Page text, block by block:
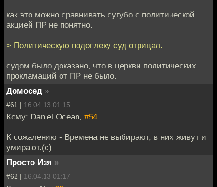
как это можно сравнивать сугубо с политической
акцией ПР не понятно.
> Политическую подоплеку суд отрицал.
судом было доказано, что в церкви политических
прокламаций от ПР не было.
Домосед »
#61 | 16.04.13 01:15
Кому: Daniel Ocean, #54
К сожалению - Времена не выбирают, в них живут и
умирают.(с)
Просто Изя »
#62 | 16.04.13 01:17